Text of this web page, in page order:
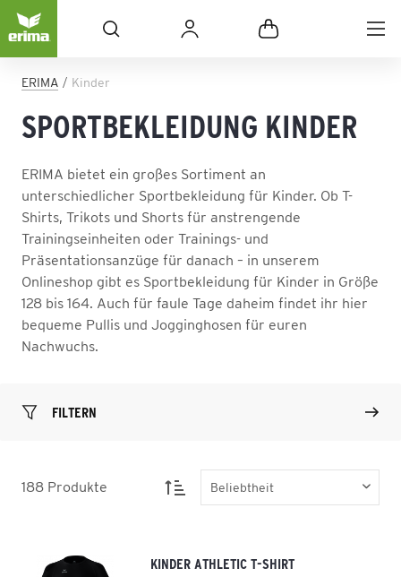
ERIMA Kinder
SPORTBEKLEIDUNG KINDER
ERIMA bietet ein großes Sortiment an
unterschiedlicher Sportbekleidung für Kinder. Ob T-
Shirts, Trikots und Shorts für anstrengende
Trainingseinheiten oder Trainings- und
Präsentationsanzüge für danach – in unserem
Onlineshop gibt es Sportbekleidung für Kinder in Größe
128 bis 164. Auch für faule Tage daheim findet ihr hier
bequeme Pullis und Jogginghosen für euren
Nachwuchs.
FILTERN
188 Produkte
KINDER ATHLETIC T-SHIRT